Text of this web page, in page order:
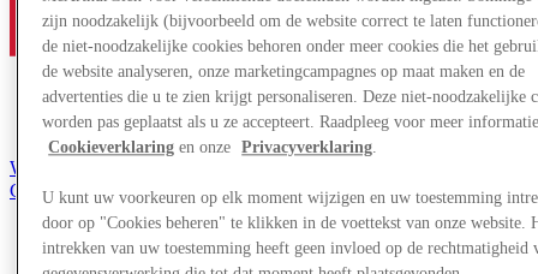
Word lid van de Club
Gered,
Winkels
zijn noodzakelijk (bijvoorbeeld om de website correct te laten
de niet-noodzakelijke cookies behoren onder meer cookies die het
de website analyseren, onze marketingcampagnes op maat maken en de
advertenties die u te zien krijgt personaliseren. Deze niet-noodzakelijke
worden pas geplaatst als u ze accepteert. Raadpleeg voor meer
Cookieverklaring en onze Privacyverklaring.
U kunt uw voorkeuren op elk moment wijzigen en uw toestemming
door op "Cookies beheren" te klikken in de voettekst van onze website.
intrekken van uw toestemming heeft geen invloed op de rechtmatigheid